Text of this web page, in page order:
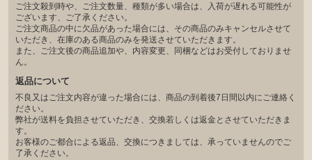
ご注文殺到時や、ご注文数量、種類が多い場合は、入荷が遅れる可能性が
ございます、ご了承ください。
ご注文商品の中に欠品があった場合には、その商品のみキャンセルさせて
いただき、在庫のある商品のみを発送させていただきます。
また、ご注文後の商品追加や、内容変更、同梱などはお受付しておりませ
ん。
返品について
不良又はご注文内容が違った場合には、商品の到着後7日間以内にご連絡く
ださい。
弊社が送料を負担させていただき、交換若しくは返金とさせていただきま
す。
お客様のご都合による返品、交換につきましては、承っていませんのでご
了承ください。